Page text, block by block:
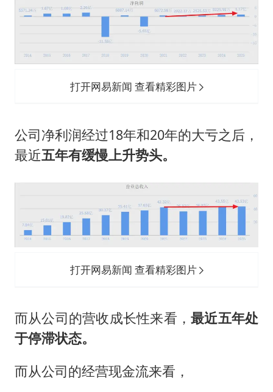
打开网易新闻 查看精彩图片
公司净利润经过18年和20年的大亏之后，
最近五年有缓慢上升势头。
打开网易新闻 查看精彩图片
而从公司的营收成长性来看，最近五年处
于停滞状态。
而从公司的经营现金流来看，